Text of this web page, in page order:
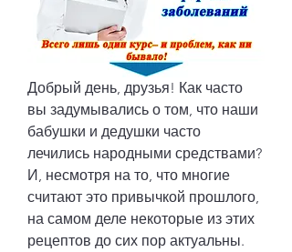
Добрый день, друзья! Как часто
вы задумывались о том, что наши
бабушки и дедушки часто
лечились народными средствами?
И, несмотря на то, что многие
считают это привычкой прошлого,
на самом деле некоторые из этих
рецептов до сих пор актуальны.